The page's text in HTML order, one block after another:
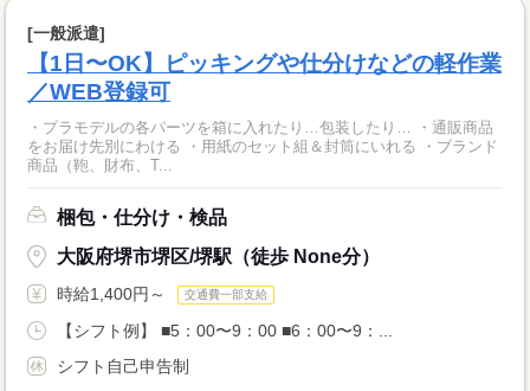
[一般派遣]
【1日〜OK】ピッキングや仕分けなどの軽作業
／WEB登録可
・プラモデルの各パーツを箱に入れたり…包装したり… ・通販商品
をお届け先別にわける ・用紙のセット組＆封筒にいれる ・ブランド
商品（鞄、財布、T...
梱包・仕分け・検品
大阪府堺市堺区/堺駅（徒歩 None分）
時給1,400円～ 交通費一部支給
【シフト例】 ■5：00〜9：00 ■6：00〜9：...
シフト自己申告制